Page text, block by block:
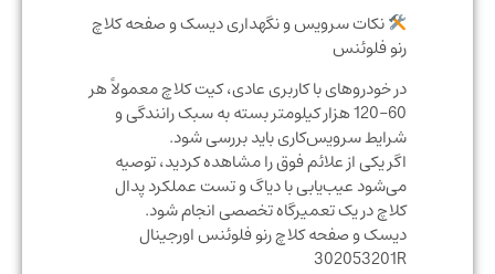
نکات سرویس و نگهداری دیسک و صفحه کلاچ
رنو فلوئنس
در خودروهای با کاربری عادی، کیت کلاچ معمولاً هر
60–120 هزار کیلومتر بسته به سبک رانندگی و
شرایط سرویس‌کاری باید بررسی شود.
اگر یکی از علائم فوق را مشاهده کردید، توصیه
می‌شود عیب‌یابی با دیاگ و تست عملکرد پدال
کلاچ در یک تعمیرگاه تخصصی انجام شود.
دیسک و صفحه کلاچ رنو فلوئنس اورجینال
302053201R